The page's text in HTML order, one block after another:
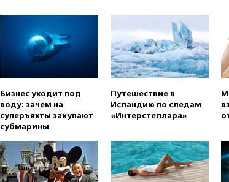
погибли
ВСУ по
вчера,
атаковал
Китая и
году
ранения
вчера,
Бизнес уходит под
воду: зачем на
суперъяхты закупают
субмарины
Путешествие в
Исландию по следам
«Интерстеллара»